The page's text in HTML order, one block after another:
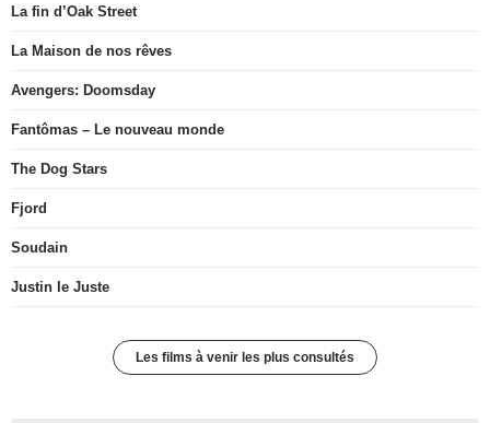
La fin d’Oak Street
La Maison de nos rêves
Avengers: Doomsday
Fantômas – Le nouveau monde
The Dog Stars
Fjord
Soudain
Justin le Juste
Les films à venir les plus consultés